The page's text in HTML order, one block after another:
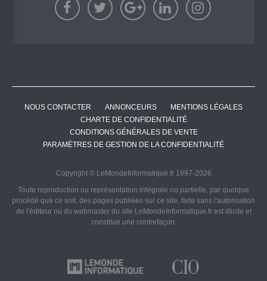
NOUS CONTACTER ANNONCEURS
MENTIONS LÉGALES
CHARTE DE CONFIDENTIALITÉ
CONDITIONS GÉNÉRALES DE VENTE
PARAMÈTRES DE GESTION DE LA CONFIDENTIALITÉ
Copyright © LeMondeInformatique.fr 1997-2026
Toute reproduction ou représentation intégrale ou partielle, par quelque
procédé que ce soit, des pages publiées sur ce site, faite sans l'autorisation
de l'éditeur ou du webmaster du site LeMondeInformatique.fr est illicite et
constitue une contrefaçon.